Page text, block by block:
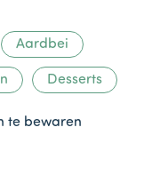
Aardbei
Desserts
te bewaren